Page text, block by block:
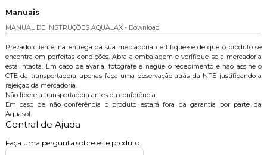
Manuais
MANUAL DE INSTRUÇÕES AQUALAX - Download
Prezado cliente, na entrega da sua mercadoria certifique-se de que o produto se
encontra em perfeitas condições. Abra a embalagem e verifique se a mercadoria
está intacta. Em caso de avaria, fotografe e negue o recebimento e não assine o
CTE da transportadora, apenas faça uma observação atrás da NFE justificando a
rejeição da mercadoria.
Não libere a transportadora antes da conferência.
Em caso de não conferência o produto estará fora da garantia por parte da
Aquasol.
Central de Ajuda
Faça uma pergunta sobre este produto